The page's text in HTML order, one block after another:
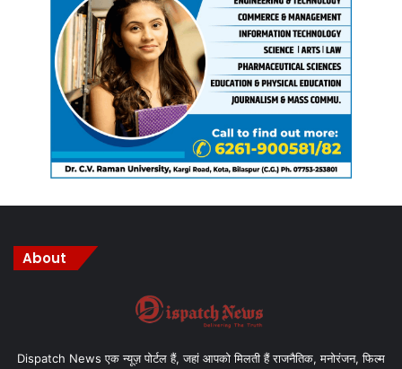
About
Dispatch News एक न्यूज़ पोर्टल हैं, जहां आपको मिलती हैं राजनैतिक, मनोरंजन, फिल्म